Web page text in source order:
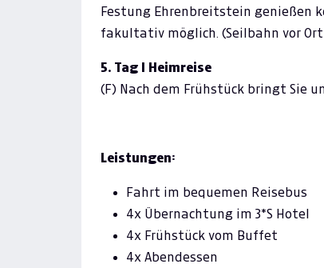
Festung Ehrenbreitstein genießen
fakultativ möglich. (Seilbahn vor
5. Tag I Heimreise
(F) Nach dem Frühstück bringt Sie
Leistungen:
Fahrt im bequemen Reisebus
4x Übernachtung im 3*S Hotel
4x Frühstück vom Buffet
4x Abendessen